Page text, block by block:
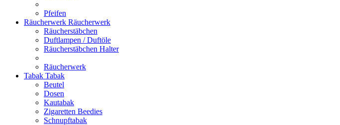
Pfeifen
Räucherwerk Räucherwerk
Räucherstäbchen
Duftlampen / Duftöle
Räucherstäbchen Halter
Räucherwerk
Tabak Tabak
Beutel
Dosen
Kautabak
Zigaretten Beedies
Schnupftabak